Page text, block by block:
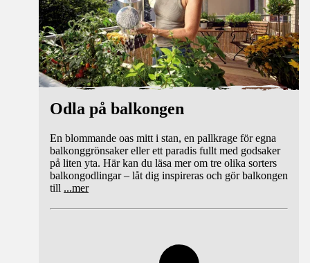
Odla på balkongen
En blommande oas mitt i stan, en pallkrage för egna
balkonggrönsaker eller ett paradis fullt med godsaker
på liten yta. Här kan du läsa mer om tre olika sorters
balkongodlingar – låt dig inspireras och gör balkongen
till ...mer